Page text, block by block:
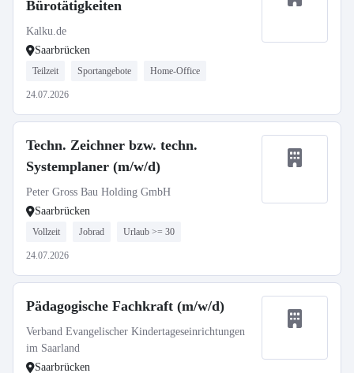
Bürotätigkeiten
Kalku.de
Saarbrücken
Teilzeit Sportangebote Home-Office
24.07.2026
Techn. Zeichner bzw. techn.
Systemplaner (m/w/d)
Peter Gross Bau Holding GmbH
Saarbrücken
Vollzeit Jobrad Urlaub >= 30
24.07.2026
Pädagogische Fachkraft (m/w/d)
Verband Evangelischer Kindertageseinrichtungen
im Saarland
Saarbrücken